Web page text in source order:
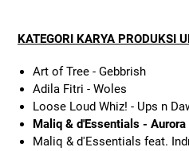
KATEGORI KARYA PRODUKSI
Art of Tree - Gebbrish
Adila Fitri - Woles
Loose Loud Whiz! - Ups n
Maliq & d'Essentials - Aurora
Maliq & d'Essentials feat.